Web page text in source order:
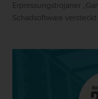
Erpressungstrojaner
Schadsoftware versteckt